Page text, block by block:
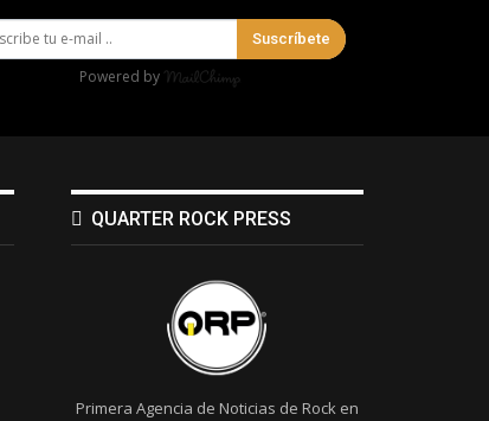
Suscríbete
Powered by
QUARTER ROCK PRESS
Primera Agencia de Noticias de Rock en